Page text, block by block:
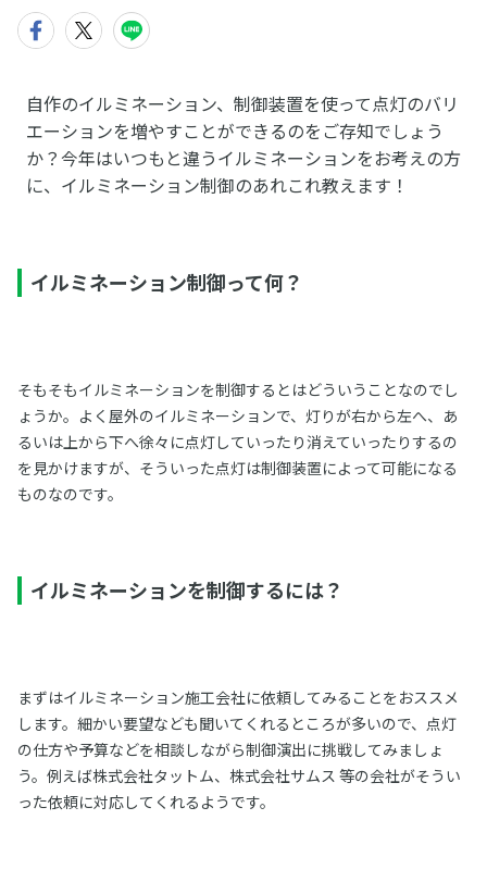
自作のイルミネーション、制御装置を使って点灯のバリ
エーションを増やすことができるのをご存知でしょう
か？今年はいつもと違うイルミネーションをお考えの方
に、イルミネーション制御のあれこれ教えます！
イルミネーション制御って何？
そもそもイルミネーションを制御するとはどういうことなのでし
ょうか。よく屋外のイルミネーションで、灯りが右から左へ、あ
るいは上から下へ徐々に点灯していったり消えていったりするの
を見かけますが、そういった点灯は制御装置によって可能になる
ものなのです。
イルミネーションを制御するには？
まずはイルミネーション施工会社に依頼してみることをおススメ
します。細かい要望なども聞いてくれるところが多いので、点灯
の仕方や予算などを相談しながら制御演出に挑戦してみましょ
う。例えば株式会社タットム、株式会社サムス 等の会社がそうい
った依頼に対応してくれるようです。